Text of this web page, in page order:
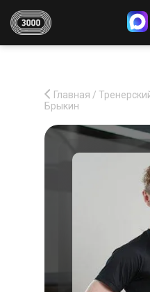
Главная /
Брыкин